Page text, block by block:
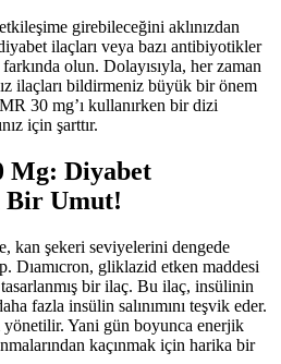
girebileceğini aklınızdan
ilaçları veya bazı antibiyotikler
olun. Dolayısıyla, her zaman
ilaçları bildirmeniz büyük bir önem
MR 30 mg’ı kullanırken bir dizi
için şarttır.
Mg: Diyabet
Bir Umut!
kan şekeri seviyelerini dengede
Dıamıcron, gliklazid etken maddesi
bir ilaç. Bu ilaç, insülinin
fazla insülin salınımını teşvik eder.
Yani gün boyunca enerjik
kaçınmak için harika bir